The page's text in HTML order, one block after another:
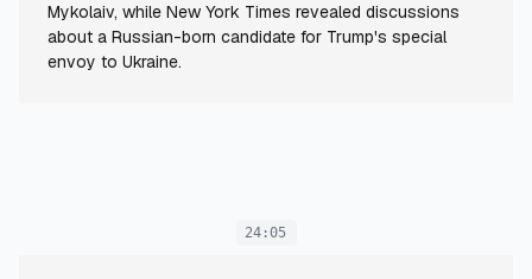
Mykolaiv, while New York Times revealed discussions
about a Russian-born candidate for Trump's special
envoy to Ukraine.
24:05